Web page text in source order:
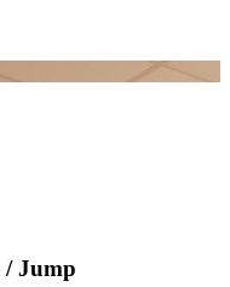
/ Jump